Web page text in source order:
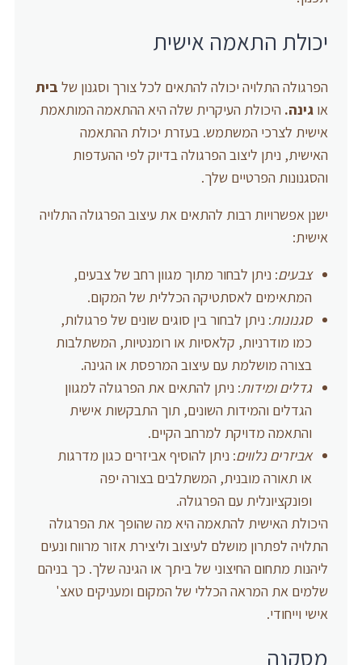
יכולת התאמה אישית
הפרגולה התלויה יכולה להתאים לכל צורך וסגנון של בית
או גינה. היכולת העיקרית שלה היא ההתאמה המותאמת
אישית לצרכי המשתמש. בעזרת יכולת ההתאמה
האישית, ניתן ליצוב הפרגולה בדיוק לפי ההעדפות
והסגנונות הפרטיים שלך.
ישנן אפשרויות רבות להתאים את עיצוב הפרגולה התלויה
אישית:
צבעים: ניתן לבחור מתוך מגוון רחב של צבעים,
המתאימים לאסתטיקה הכללית של המקום.
סגנונות: ניתן לבחור בין סוגים שונים של פרגולות,
כמו מודרניות, קלאסיות או רומנטיות, המשתלבות
בצורה מושלמת עם עיצוב המרפסת או הגינה.
גדלים ומידות: ניתן להתאים את הפרגולה למגוון
הגדלים והמידות השונים, תוך התבקשות אישית
והתאמה מדויקת למרחב הקיים.
אביזרים נלווים: ניתן להוסיף אביזרים כגון מדרגות
או תאורה מובנית, המשתלבים בצורה יפה
ופונקציונלית עם הפרגולה.
היכולת האישית להתאמה היא מה שהופך את הפרגולה
התלויה לפתרון מושלם לעיצוב וליצירת אזור מרווח ונעים
ליהנות מתחום החיצוני של ביתך או הגינה שלך. כך בניהם
שלמים את המראה הכללי של המקום ומעניקים טאצ'
אישי וייחודי.
מסקנה